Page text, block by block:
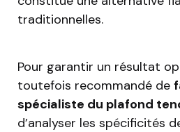
traditionnelles.
Pour garantir un résultat
toutefois recommandé de
spécialiste du plafond
d’analyser les spécificités